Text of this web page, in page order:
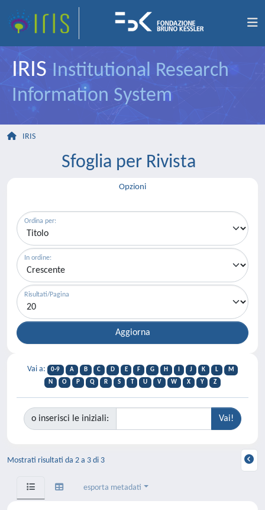
IRIS Institutional Research
Information System
IRIS
Sfoglia per Rivista
Opzioni
Ordina per:
In ordine:
Risultati/Pagina
Vai a: 0-9 A B C D E F G H J K L
M
N
O P Q R S T U V W X Y Z
o inserisci le iniziali:
Mostrati risultati da 2 a 3 di 3
esporta metadati